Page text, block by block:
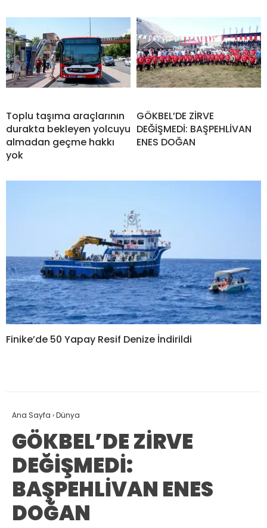
Toplu taşıma araçlarının
durakta bekleyen yolcuyu
almadan geçme hakkı
yok
GÖKBEL’DE ZİRVE
DEĞİŞMEDİ: BAŞPEHLİVAN
ENES DOĞAN
Finike’de 50 Yapay Resif Denize İndirildi
Ana Sayfa ›Dünya
GÖKBEL’DE ZİRVE
DEĞİŞMEDİ:
BAŞPEHLİVAN ENES
DOĞAN